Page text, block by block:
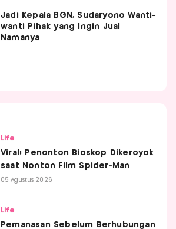
Jadi Kepala BGN, Sudaryono Wanti-
wanti Pihak yang Ingin Jual
Namanya
Life
Viral! Penonton Bioskop Dikeroyok
saat Nonton Film Spider-Man
05 Agustus 2026
Life
Pemanasan Sebelum Berhubungan